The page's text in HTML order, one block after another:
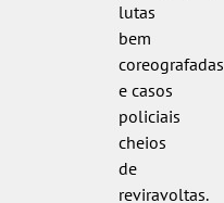
lutas
bem
coreografadas
e casos
policiais
cheios
de
reviravoltas.